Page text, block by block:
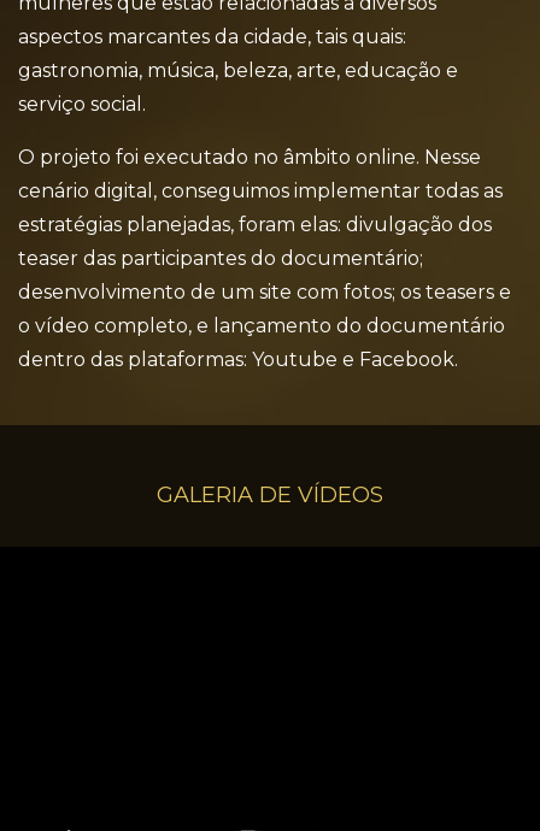
aspectos marcantes da cidade, tais quais:
gastronomia, música, beleza, arte, educação e
serviço social.
O projeto foi executado no âmbito online. Nesse
cenário digital, conseguimos implementar todas as
estratégias planejadas, foram elas: divulgação dos
teaser das participantes do documentário;
desenvolvimento de um site com fotos; os teasers e
o vídeo completo, e lançamento do documentário
dentro das plataformas: Youtube e Facebook.
GALERIA DE VÍDEOS